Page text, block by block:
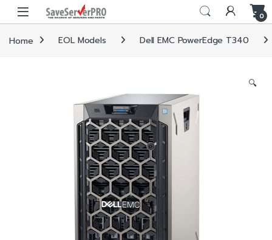
Skip to navigation
Skip to content
0
Home EOL Models Dell EMC PowerEdge T340
🔍